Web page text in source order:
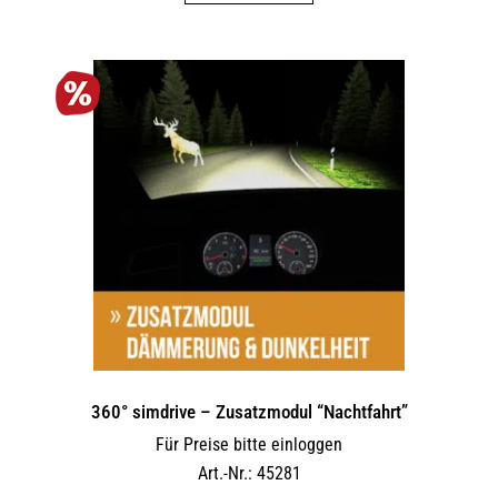
360° simdrive – Zusatzmodul “Nachtfahrt”
Für Preise bitte einloggen
Art.-Nr.: 45281